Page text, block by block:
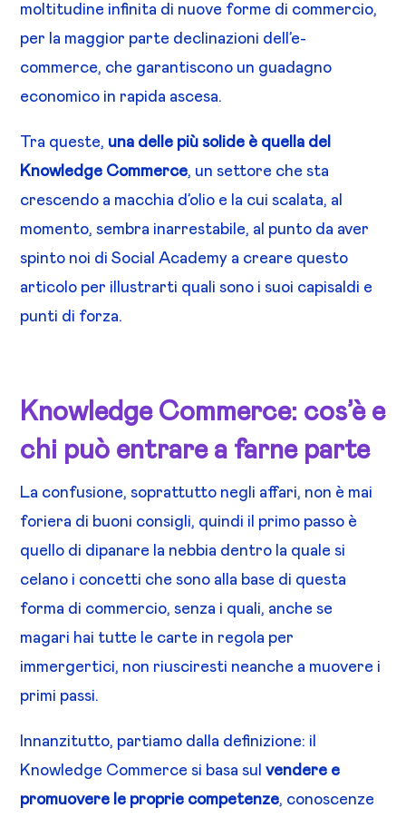
moltitudine infinita di nuove forme di commercio,
per la maggior parte declinazioni dell’e-
commerce, che garantiscono un guadagno
economico in rapida ascesa.
Tra queste, una delle più solide è quella del
Knowledge Commerce, un settore che sta
crescendo a macchia d’olio e la cui scalata, al
momento, sembra inarrestabile, al punto da aver
spinto noi di Social Academy a creare questo
articolo per illustrarti quali sono i suoi capisaldi e
punti di forza.
Knowledge Commerce: cos’è e
chi può entrare a farne parte
La confusione, soprattutto negli affari, non è mai
foriera di buoni consigli, quindi il primo passo è
quello di dipanare la nebbia dentro la quale si
celano i concetti che sono alla base di questa
forma di commercio, senza i quali, anche se
magari hai tutte le carte in regola per
immergertici, non riusciresti neanche a muovere i
primi passi.
Innanzitutto, partiamo dalla definizione: il
Knowledge Commerce si basa sulvendere e
promuovere le proprie competenze, conoscenze